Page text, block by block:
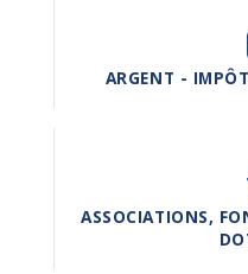
ARGENT -
ASSOCIATIONS,